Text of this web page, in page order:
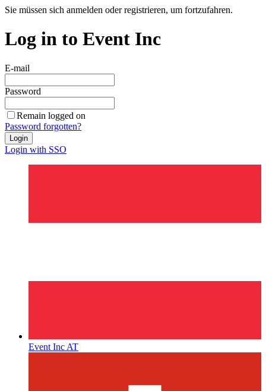
Sie müssen sich anmelden oder registrieren, um fortzufahren.
Log in to Event Inc
E-mail
Password
Remain logged on
Password forgotten?
Login
Login with SSO
Event Inc AT